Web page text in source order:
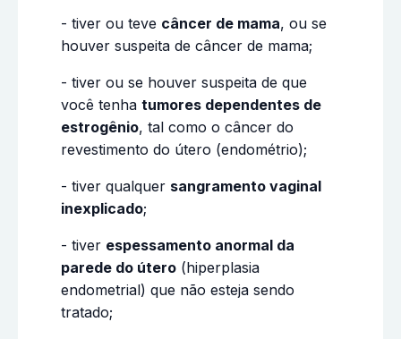
- tiver ou teve câncer de mama, ou se
houver suspeita de câncer de mama;
- tiver ou se houver suspeita de que
você tenha tumores dependentes de
estrogênio, tal como o câncer do
revestimento do útero (endométrio);
- tiver qualquer sangramento vaginal
inexplicado;
- tiver espessamento anormal da
parede do útero (hiperplasia
endometrial) que não esteja sendo
tratado;